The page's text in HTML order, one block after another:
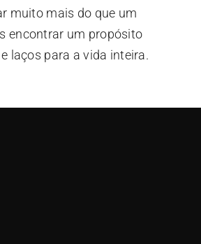
muito mais do que um
encontrar um propósito
laços para a vida inteira.